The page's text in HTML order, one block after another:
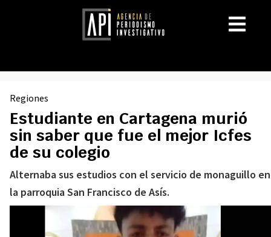
Regiones
Estudiante en Cartagena murió
sin saber que fue el mejor Icfes
de su colegio
Alternaba sus estudios con el servicio de monaguillo en
la parroquia San Francisco de Asís.